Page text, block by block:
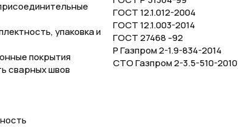
упаковка и
покрытия
сварных швов
ГОСТ 12.1.012-2004
ГОСТ 12.1.003-2014
ГОСТ 27468 -92
Р Газпром 2-1.9-834-2014
СТО Газпром 2-3.5-510-2010